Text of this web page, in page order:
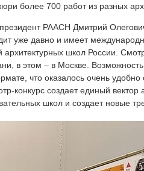
более 700 работ из разных
РААСН Дмитрий
уже давно и имеет
архитектурных школ России.
в этом – в Москве.
что оказалось очень
конкурс создает единый
школ и создает новые